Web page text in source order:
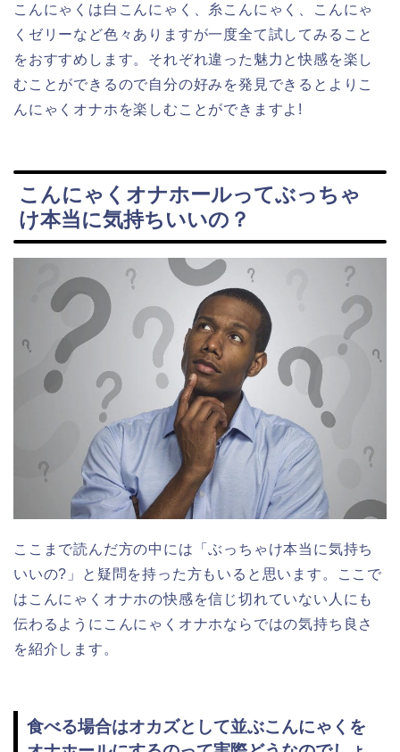
こんにゃくは白こんにゃく、糸こんにゃく、こんにゃ
くゼリーなど色々ありますが一度全て試してみること
をおすすめします。それぞれ違った魅力と快感を楽し
むことができるので自分の好みを発見できるとよりこ
んにゃくオナホを楽しむことができますよ!
こんにゃくオナホールってぶっちゃ
け本当に気持ちいいの？
ここまで読んだ方の中には「ぶっちゃけ本当に気持ち
いいの?」と疑問を持った方もいると思います。ここで
はこんにゃくオナホの快感を信じ切れていない人にも
伝わるようにこんにゃくオナホならではの気持ち良さ
を紹介します。
食べる場合はオカズとして並ぶこんにゃくを